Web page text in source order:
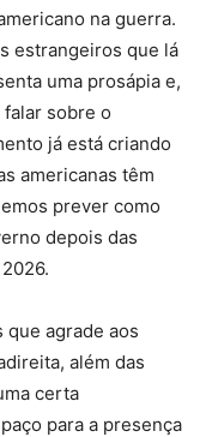
na guerra.
estrangeiros que lá
uma prosápia e,
sobre o
já está criando
americanas têm
prever como
depois das
que agrade aos
além das
certa
para a presença